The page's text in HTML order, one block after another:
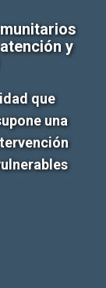
y
que
una